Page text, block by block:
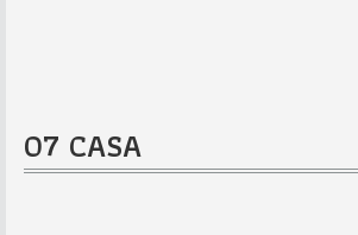
07 CASA